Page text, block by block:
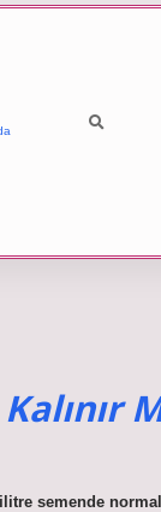
semende